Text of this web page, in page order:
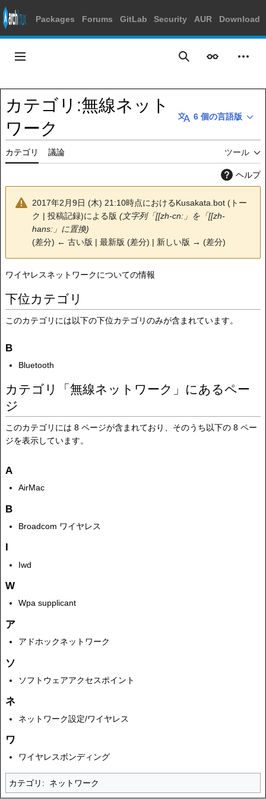
Packages Forums GitLab Security AUR Download
に
キ
ッ
プ
メインメニュー 検索 表示 個人
カテゴリ :無線ネット
ワーク
6 個の言語版
カテゴリ 議論 ツール
ヘルプ
2017年2月9日 (木) 21:10時点におけるKusakata.bot ( トー
ク | 投稿記録)による版 (文字列「[[zh-cn:」を「[[zh-
hans:」に置換)
(差分) ← 古い版 | 最新版 (差分) | 新しい版 → (差分)
ワイヤレスネットワークについての情報
下位カテゴリ
このカテゴリには以下の下位カテゴリのみが含まれています。
B
Bluetooth
カテゴリ「無線ネットワーク」にあるペー
ジ
このカテゴリには 8 ページが含まれており、そのうち以下の 8 ペー
ジを表示しています。
A
AirMac
B
Broadcom ワイヤレス
Iwd
W
Wpa supplicant
ア
アドホックネットワーク
ソ
ソフトウェアアクセスポイント
ネ
ネットワーク設定/ワイヤレス
ワ
ワイヤレスボンディング
カテゴリ : ネットワーク